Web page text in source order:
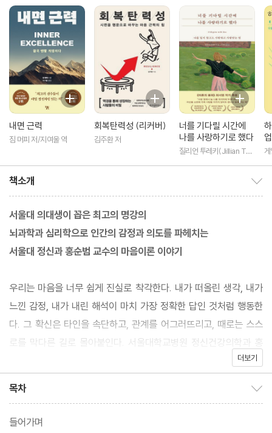
내면 근력
짐 머피 저/지여울 역
회복탄력성 (리커버)
김주환 저
너를 기다릴 시간에
나를 사랑하기로 했다
질리언 투레키(Jillian Tur
업
책소개
서울대 의대생이 꼽은 최고의 명강의
뇌과학과 심리학으로 인간의 감정과 의도를 파헤치는
서울대 정신과 홍순범 교수의 마음이론 이야기
우리는 마음을 너무 쉽게 진실로 착각한다. 내가 떠올린 생각, 내가
느낀 감정, 내가 내린 해석이 마치 가장 정확한 답인 것처럼 행동한
다. 그 확신은 타인을 속단하고, 관계를 어그러뜨리고, 때로는 스스
로를 막다른 길로 몰아붙인다. 서울대학교병원 정신건강의학과 홍
순범 교수는 이 책 『타인이라는 세계』에서 인간이 타인의 마음을 이
신이 어떻게 만들어지고, 왜 자주 틀리는지를 설명한다. 서울대 의과
대학 강의를 뼈대로 수십 년의 연구와 진료 경험을 접목하여 마음의
더보기
목차
들어가며